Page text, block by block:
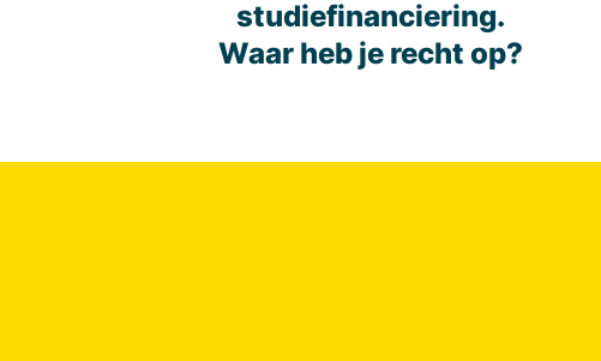
studiefinanciering.
Waar heb je recht op?